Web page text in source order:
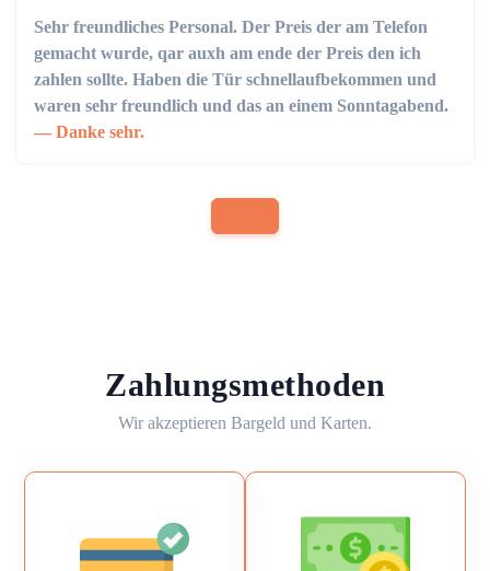
Sehr freundliches Personal. Der Preis der am Telefon
gemacht wurde, qar auxh am ende der Preis den ich
zahlen sollte. Haben die Tür schnellaufbekommen und
waren sehr freundlich und das an einem Sonntagabend.
Danke sehr.
Zahlungsmethoden
Wir akzeptieren Bargeld und Karten.